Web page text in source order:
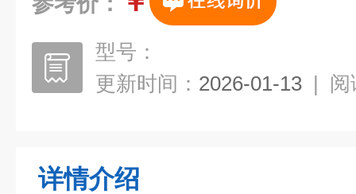
型号：
更新时间： 2026-01-13 | 阅
详情介绍